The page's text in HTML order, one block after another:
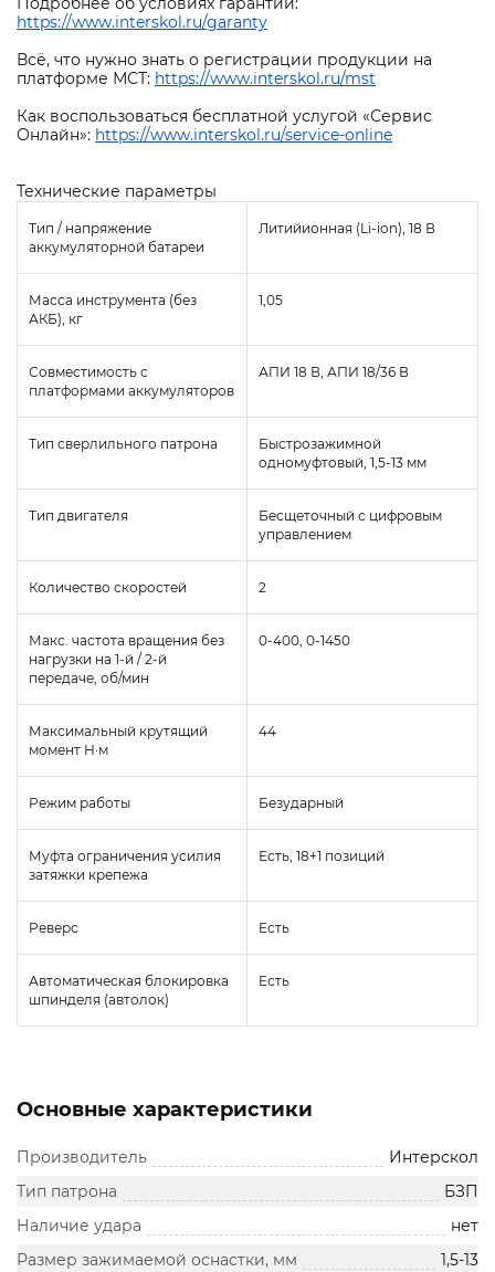
https://www.interskol.ru/garanty
Всё, что нужно знать о регистрации продукции на
платформе МСТ: https://www.interskol.ru/mst
Как воспользоваться бесплатной услугой «Сервис
Онлайн»: https://www.interskol.ru/service-online
Технические параметры
Тип / напряжение
аккумуляторной батареи
Литийионная (Li-ion), 18 В
Масса инструмента (без
АКБ), кг
1,05
Совместимость с
платформами аккумуляторов
АПИ 18 В, АПИ 18/36 В
Тип сверлильного патрона
Быстрозажимной
одномуфтовый, 1,5-13 мм
Тип двигателя
Бесщеточный с цифровым
управлением
Количество скоростей 2
Макс. частота вращения без
нагрузки на 1-й / 2-й
передаче, об/мин
0-400, 0-1450
Максимальный крутящий
момент Н·м
44
Режим работы Безударный
Муфта ограничения усилия
затяжки крепежа
Есть, 18+1 позиций
Реверс Есть
Автоматическая блокировка
шпинделя (автолок)
Есть
Основные характеристики
Производитель
Интерскол
Тип патрона
БЗП
Наличие удара
нет
Размер зажимаемой оснастки, мм
1,5-13